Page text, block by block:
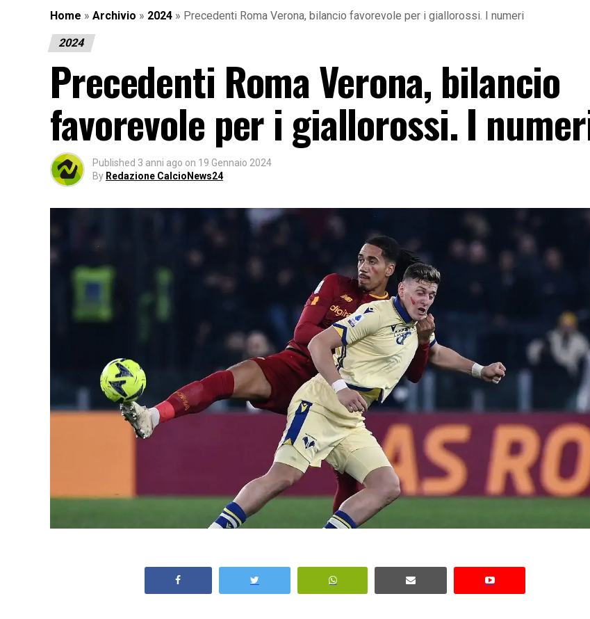
Home » Archivio » 2024 » Precedenti Roma Verona, bilancio favorevole per i giallorossi. I numeri
2024
Precedenti Roma Verona, bilancio
favorevole per i giallorossi. I
Published 3 anni ago on 19 Gennaio 2024
By Redazione CalcioNews24